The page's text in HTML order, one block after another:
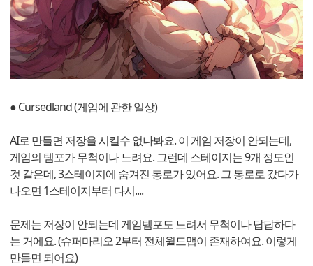
● Cursedland (게임에 관한 일상)
AI로 만들면 저장을 시킬수 없나봐요. 이 게임 저장이 안되는데,
게임의 템포가 무척이나 느려요. 그런데 스테이지는 9개 정도인
것 같은데, 3스테이지에 숨겨진 통로가 있어요. 그 통로로 갔다가
나오면 1스테이지부터 다시....
문제는 저장이 안되는데 게임템포도 느려서 무척이나 답답하다
는 거에요. (슈퍼마리오 2부터 전체월드맵이 존재하여요. 이렇게
만들면 되어요)